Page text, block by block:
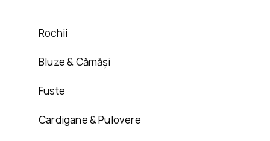
Rochii
Bluze & Cămăși
Fuste
Cardigane & Pulovere